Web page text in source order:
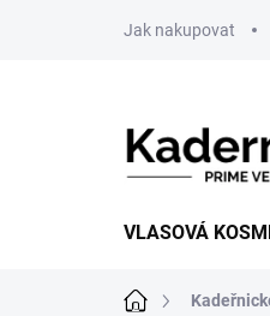
Jak nakupovat
VLASOVÁ
Domů